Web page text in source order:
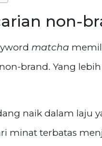
non-
matcha
brand. Yang
naik dalam laju
minat terbatas